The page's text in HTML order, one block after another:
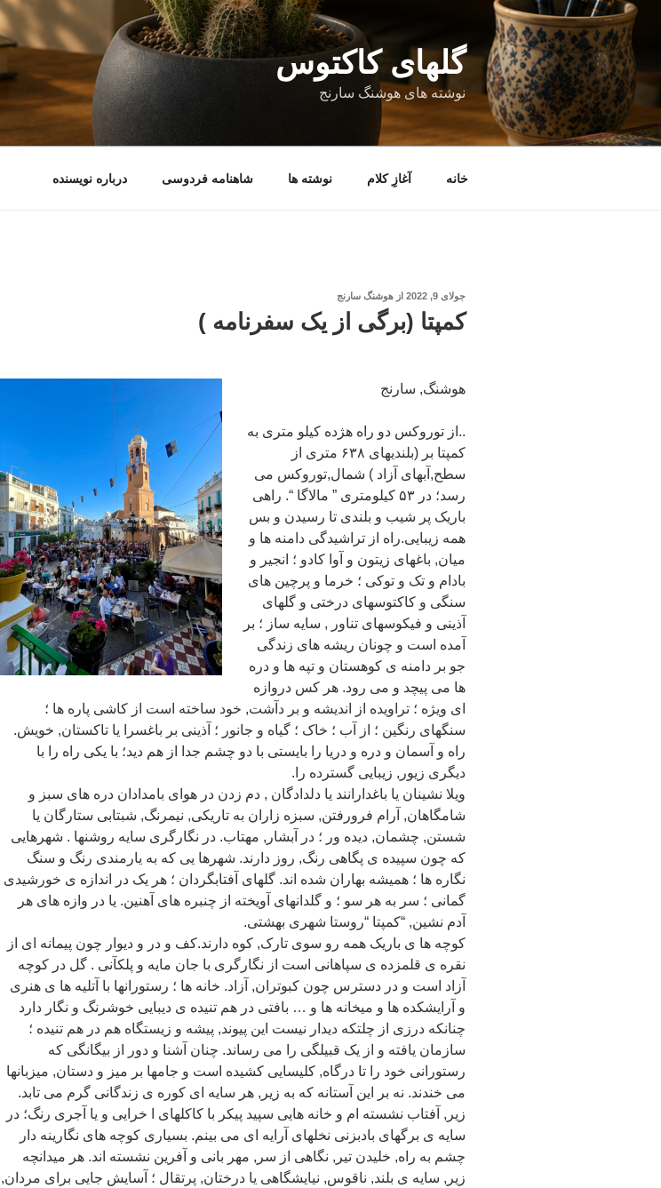
رفتن
محتوا
گلهای کاکتوس
نوشته های هوشنگ سارنج
خانه آغازِ کلام نوشته ها شاهنامه فردوسی درباره نویسنده
نوشته‌شده
در
جولای 9, 2022 از هوشنگ سارنج
کمپتا (برگی از یک سفرنامه )
هوشنگ, سارنج
..از توروکس دو راه هژده کیلو متری به
کمپتا بر (بلندیهای ۶۳۸ متری از
سطح,آبهای آزاد ) شمال,توروکس می
رسد؛ در ۵۳ کیلومتری ” مالاگا “. راهی
باریک پر شیب و بلندی تا رسیدن و بس
همه زیبایی.راه از تراشیدگی دامنه ها و
میان, باغهای زیتون و آوا کادو ؛ انجیر و
بادام و تک و توکی ؛ خرما و پرچین های
سنگی و کاکتوسهای درختی و گلهای
آذینی و فیکوسهای تناور , سایه ساز ؛ بر
آمده است و چونان ریشه های زندگی
جو بر دامنه ی کوهستان و تپه ها و دره
ها می پیچد و می رود. هر کس دروازه
ای ویژه ؛ تراویده از اندیشه و بر دآشت, خود ساخته است از کاشی پاره ها ؛
سنگهای رنگین ؛ از آب ؛ خاک ؛ گیاه و جانور ؛ آذینی بر باغسرا یا تاکستان, خویش.
راه و آسمان و دره و دریا را بایستی با دو چشم جدا از هم دید؛ با یکی راه را با
دیگری زیور, زیبایی گسترده را.
ویلا نشینان یا باغدارانند یا دلدادگان , دم زدن در هوای بامدادان دره های سبز و
شامگاهان, آرام فرورفتن, سبزه زاران به تاریکی, نیمرنگ, شبتابی ستارگان یا
شستن, چشمان, دیده ور ؛ در آبشار, مهتاب. در نگارگری سایه روشنها . شهرهایی
که چون سپیده ی پگاهی رنگ, روز دارند. شهرها یی که به یارمندی رنگ و سنگ
نگاره ها ؛ همیشه بهاران شده اند. گلهای آفتابگردان ؛ هر یک در اندازه ی خورشیدی
گمانی ؛ سر به هر سو ؛ و گلدانهای آویخته از چنبره های آهنین. یا در وازه های هر
آدم نشین, “کمپتا “روستا شهری بهشتی.
کوچه ها ی باریک همه رو سوی تارک, کوه دارند.کف و در و دیوار چون پیمانه ای از
نقره ی قلمزده ی سپاهانی است از نگارگری با جان مایه و پلکآنی . گل در کوچه
آزاد است و در دسترس چون کبوتران, آزاد. خانه ها ؛ رستورانها با آتلیه ها ی هنری
و آرایشکده ها و میخانه ها و … بافتی در هم تنیده ی دیبایی خوشرنگ و نگار دارد
چنانکه درزی از چلتکه دیدار نیست این پیوند, پیشه و زیستگاه هم در هم تنیده ؛
سازمان یافته و از یک قبیلگی را می رساند. چنان آشنا و دور از بیگانگی که
رستورانی خود را تا درگاه, کلیسایی کشیده است و جامها بر میز و دستان, میزبانها
می خندند. نه بر این آستانه که به زیر, هر سایه ای کوره ی زندگانی گرم می تابد.
زیر, آفتاب نشسته ام و خانه هایی سپید پیکر با کاکلهای ا خرایی و یا آجری رنگ؛ در
سایه ی برگهای بادبزنی نخلهای آرایه ای می بینم. بسیاری کوچه های نگارینه دار
چشم به راه, خلیدن تیر, نگاهی از سر, مهر بانی و آفرین نشسته اند. هر میدانچه
زیر, سایه ی بلند, ناقوس, نیایشگاهی یا درختان, پرتقال ؛ آسایش جایی برای مردان,